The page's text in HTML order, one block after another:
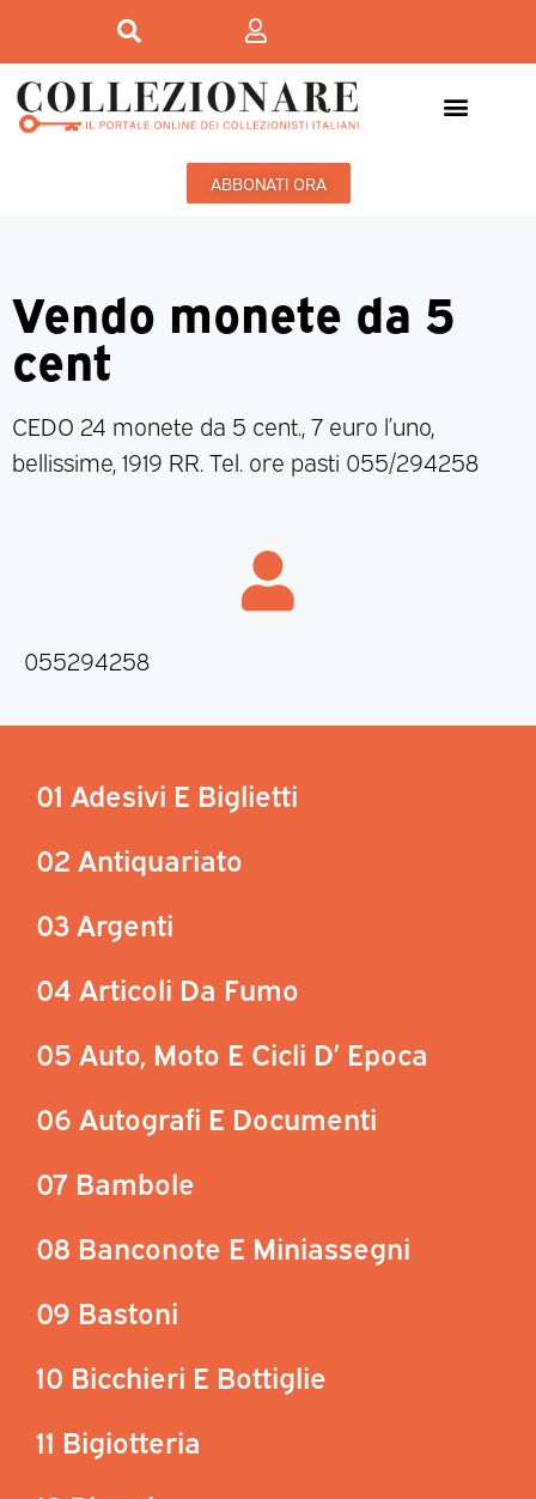
ABBONATI ORA
Vendo monete da 5
cent
CEDO 24 monete da 5 cent., 7 euro l’uno,
bellissime, 1919 RR. Tel. ore pasti 055/294258
055294258
01 Adesivi E Biglietti
02 Antiquariato
03 Argenti
04 Articoli Da Fumo
05 Auto, Moto E Cicli D’ Epoca
06 Autografi E Documenti
07 Bambole
08 Banconote E Miniassegni
09 Bastoni
10 Bicchieri E Bottiglie
11 Bigiotteria